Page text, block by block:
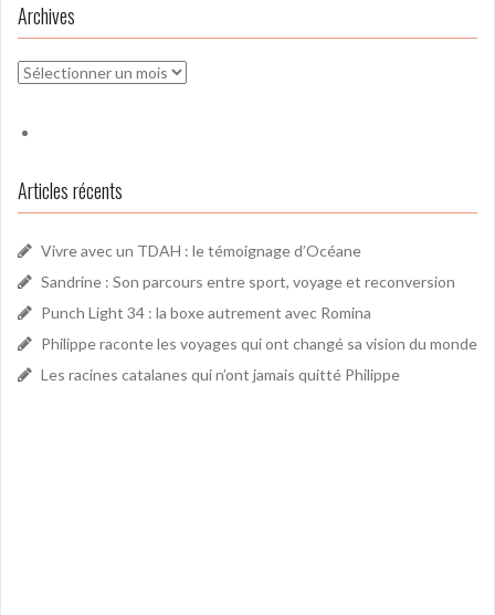
Archives
Archives
Articles récents
Vivre avec un TDAH : le témoignage d’Océane
Sandrine : Son parcours entre sport, voyage et reconversion
Punch Light 34 : la boxe autrement avec Romina
Philippe raconte les voyages qui ont changé sa vision du monde
Les racines catalanes qui n’ont jamais quitté Philippe